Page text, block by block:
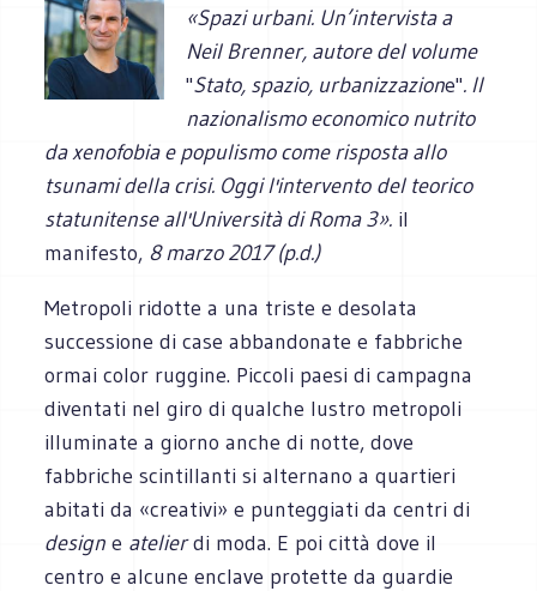
«Spazi urbani. Un’intervista a
Neil Brenner, autore del volume
"Stato, spazio, urbanizzazione". Il
nazionalismo economico nutrito
da xenofobia e populismo come risposta allo
tsunami della crisi. Oggi l'intervento del teorico
statunitense all'Università di Roma 3». il
manifesto, 8 marzo 2017 (p.d.)
Metropoli ridotte a una triste e desolata
successione di case abbandonate e fabbriche
ormai color ruggine. Piccoli paesi di campagna
diventati nel giro di qualche lustro metropoli
illuminate a giorno anche di notte, dove
fabbriche scintillanti si alternano a quartieri
abitati da «creativi» e punteggiati da centri di
design e atelierdi moda. E poi città dove il
centro e alcune enclave protette da guardie